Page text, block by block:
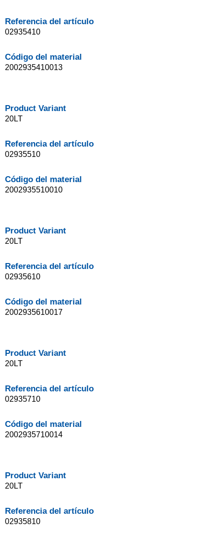
Referencia del artículo
02935410
Código del material
2002935410013
Product Variant
20LT
Referencia del artículo
02935510
Código del material
2002935510010
Product Variant
20LT
Referencia del artículo
02935610
Código del material
2002935610017
Product Variant
20LT
Referencia del artículo
02935710
Código del material
2002935710014
Product Variant
20LT
Referencia del artículo
02935810